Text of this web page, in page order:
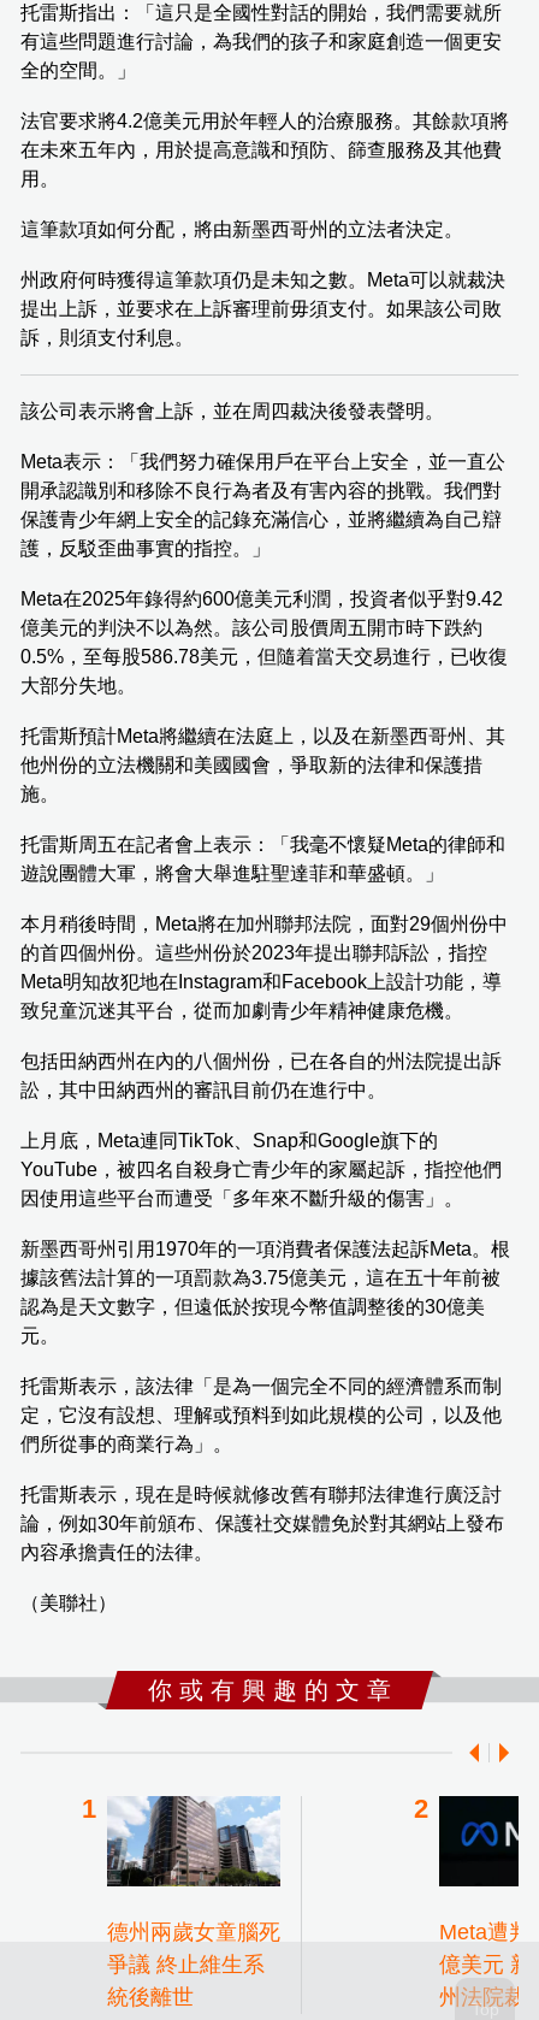
托雷斯指出：「這只是全國性對話的開始，我們需要就所
有這些問題進行討論，為我們的孩子和家庭創造一個更安
全的空間。」
法官要求將4.2億美元用於年輕人的治療服務。其餘款項將
在未來五年內，用於提高意識和預防、篩查服務及其他費
用。
這筆款項如何分配，將由新墨西哥州的立法者決定。
州政府何時獲得這筆款項仍是未知之數。Meta可以就裁決
提出上訴，並要求在上訴審理前毋須支付。如果該公司敗
訴，則須支付利息。
該公司表示將會上訴，並在周四裁決後發表聲明。
Meta表示：「我們努力確保用戶在平台上安全，並一直公
開承認識別和移除不良行為者及有害內容的挑戰。我們對
保護青少年網上安全的記錄充滿信心，並將繼續為自己辯
護，反駁歪曲事實的指控。」
Meta在2025年錄得約600億美元利潤，投資者似乎對9.42
億美元的判決不以為然。該公司股價周五開市時下跌約
0.5%，至每股586.78美元，但隨着當天交易進行，已收復
大部分失地。
托雷斯預計Meta將繼續在法庭上，以及在新墨西哥州、其
他州份的立法機關和美國國會，爭取新的法律和保護措
施。
托雷斯周五在記者會上表示：「我毫不懷疑Meta的律師和
遊說團體大軍，將會大舉進駐聖達菲和華盛頓。」
本月稍後時間，Meta將在加州聯邦法院，面對29個州份中
的首四個州份。這些州份於2023年提出聯邦訴訟，指控
Meta明知故犯地在Instagram和Facebook上設計功能，導
致兒童沉迷其平台，從而加劇青少年精神健康危機。
包括田納西州在內的八個州份，已在各自的州法院提出訴
訟，其中田納西州的審訊目前仍在進行中。
上月底，Meta連同TikTok、Snap和Google旗下的
YouTube，被四名自殺身亡青少年的家屬起訴，指控他們
因使用這些平台而遭受「多年來不斷升級的傷害」。
新墨西哥州引用1970年的一項消費者保護法起訴Meta。根
據該舊法計算的一項罰款為3.75億美元，這在五十年前被
認為是天文數字，但遠低於按現今幣值調整後的30億美
元。
托雷斯表示，該法律「是為一個完全不同的經濟體系而制
定，它沒有設想、理解或預料到如此規模的公司，以及他
們所從事的商業行為」。
托雷斯表示，現在是時候就修改舊有聯邦法律進行廣泛討
論，例如30年前頒布、保護社交媒體免於對其網站上發布
內容承擔責任的法律。
（美聯社）
你 或 有 興 趣 的 文 章
德州兩歲女童腦死
爭議 終止維生系
統後離世
Meta遭判
億美元 新
州法院裁